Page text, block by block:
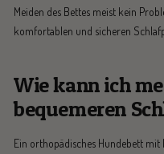
Meiden des Bettes meist kein
komfortablen und sicheren
Wie kann ich
bequemeren
Ein orthopädisches Hundebett